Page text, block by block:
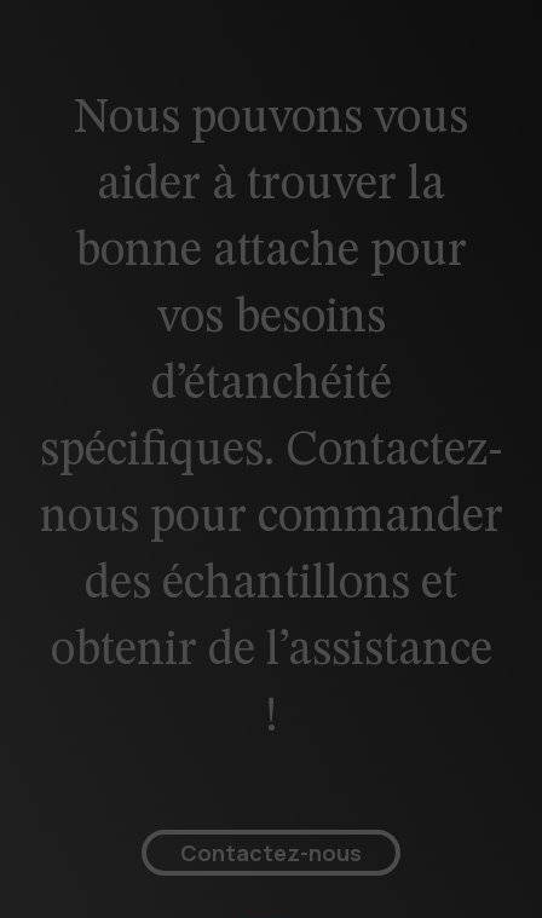
Nous pouvons vous
aider à trouver la
bonne attache pour
vos besoins
d’étanchéité
spécifiques. Contactez-
nous pour commander
des échantillons et
obtenir de l’assistance
!
Contactez-nous